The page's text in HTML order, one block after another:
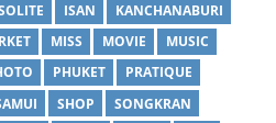
ISAN
KANCHANABURI
MISS MOVIE
MUSIC
PHUKET
PRATIQUE
SHOP
SONGKRAN